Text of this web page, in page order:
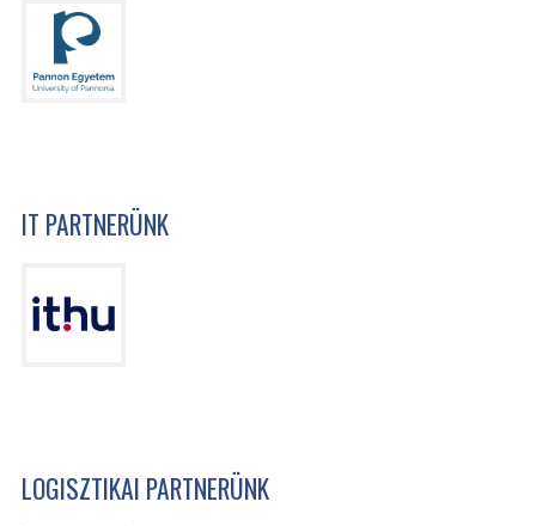
IT PARTNERÜNK
LOGISZTIKAI PARTNERÜNK